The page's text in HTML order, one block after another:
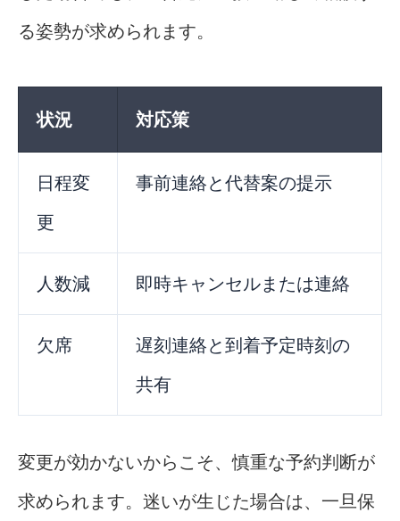
る姿勢が求められます。
状況 対応策
日程変
更
事前連絡と代替案の提示
人数減 即時キャンセルまたは連絡
欠席
遅刻連絡と到着予定時刻の
共有
変更が効かないからこそ、慎重な予約判断が
求められます。迷いが生じた場合は、一旦保